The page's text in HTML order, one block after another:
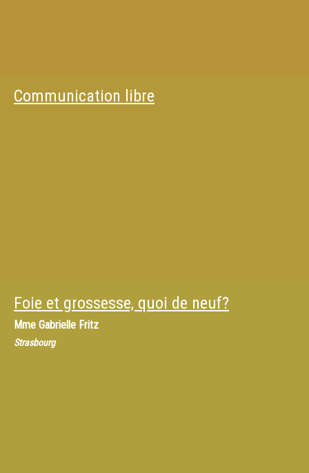
Communication libre
Foie et grossesse, quoi de neuf?
Mme Gabrielle Fritz
Strasbourg